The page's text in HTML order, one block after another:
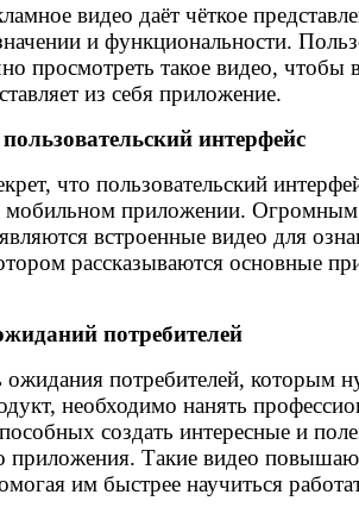
видео даёт чёткое
и функциональности.
просмотреть такое видео, чтобы
из себя приложение.
интерфейс
что пользовательский
мобильном приложении.
встроенные видео для
рассказываются основные
потребителей
ожидания потребителей, которым
необходимо нанять
создать интересные и
приложения. Такие видео
им быстрее научиться